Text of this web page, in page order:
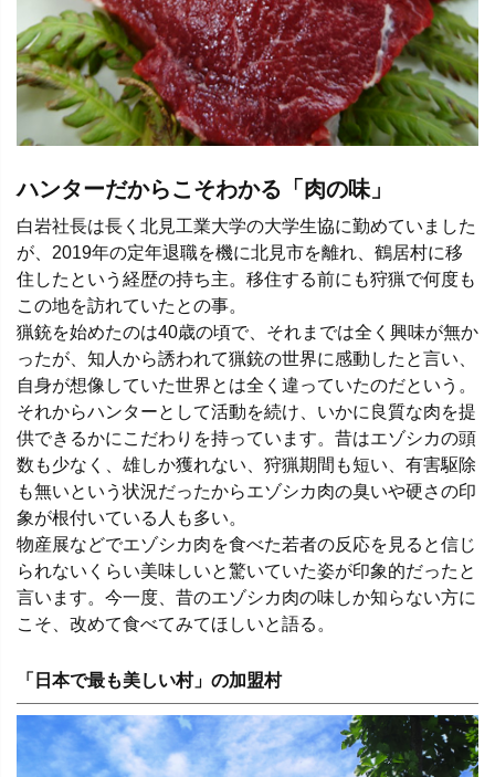
ハンターだからこそわかる「肉の味」
白岩社長は長く北見工業大学の大学生協に勤めていました
が、2019年の定年退職を機に北見市を離れ、鶴居村に移
住したという経歴の持ち主。移住する前にも狩猟で何度も
この地を訪れていたとの事。
猟銃を始めたのは40歳の頃で、それまでは全く興味が無か
ったが、知人から誘われて猟銃の世界に感動したと言い、
自身が想像していた世界とは全く違っていたのだという。
それからハンターとして活動を続け、いかに良質な肉を提
供できるかにこだわりを持っています。昔はエゾシカの頭
数も少なく、雄しか獲れない、狩猟期間も短い、有害駆除
も無いという状況だったからエゾシカ肉の臭いや硬さの印
象が根付いている人も多い。
物産展などでエゾシカ肉を食べた若者の反応を見ると信じ
られないくらい美味しいと驚いていた姿が印象的だったと
言います。今一度、昔のエゾシカ肉の味しか知らない方に
こそ、改めて食べてみてほしいと語る。
「日本で最も美しい村」の加盟村